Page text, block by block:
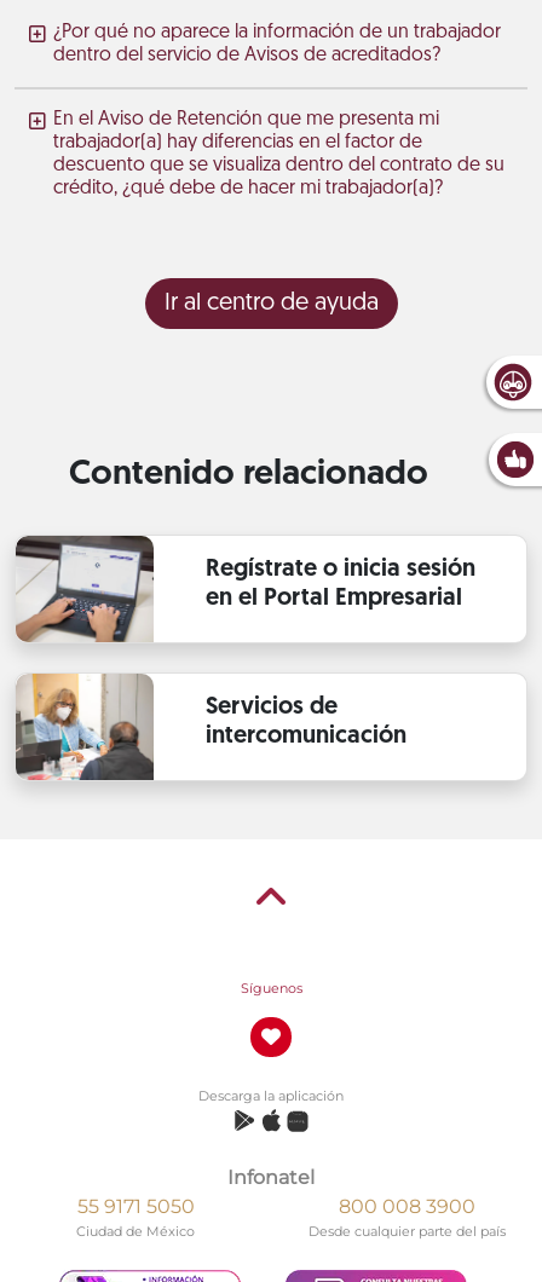
¿Por qué no aparece la información de un trabajador
dentro del servicio de Avisos de acreditados?
En el Aviso de Retención que me presenta mi
trabajador(a) hay diferencias en el factor de
descuento que se visualiza dentro del contrato de su
crédito, ¿qué debe de hacer mi trabajador(a)?
Ir al centro de ayuda
Contenido relacionado
Regístrate o inicia sesión
en el Portal Empresarial
Servicios de
intercomunicación
Síguenos
Descarga la aplicación
Infonatel
55 9171 5050
Ciudad de México
800 008 3900
Desde cualquier parte del país